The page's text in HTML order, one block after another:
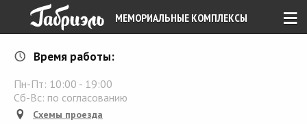
≡
МЕМОРИАЛЬНЫЕ КОМПЛЕКСЫ
Время работы:
Пн-Пт: 10:00 - 19:00
Сб-Вс: по согласованию
Схемы проезда